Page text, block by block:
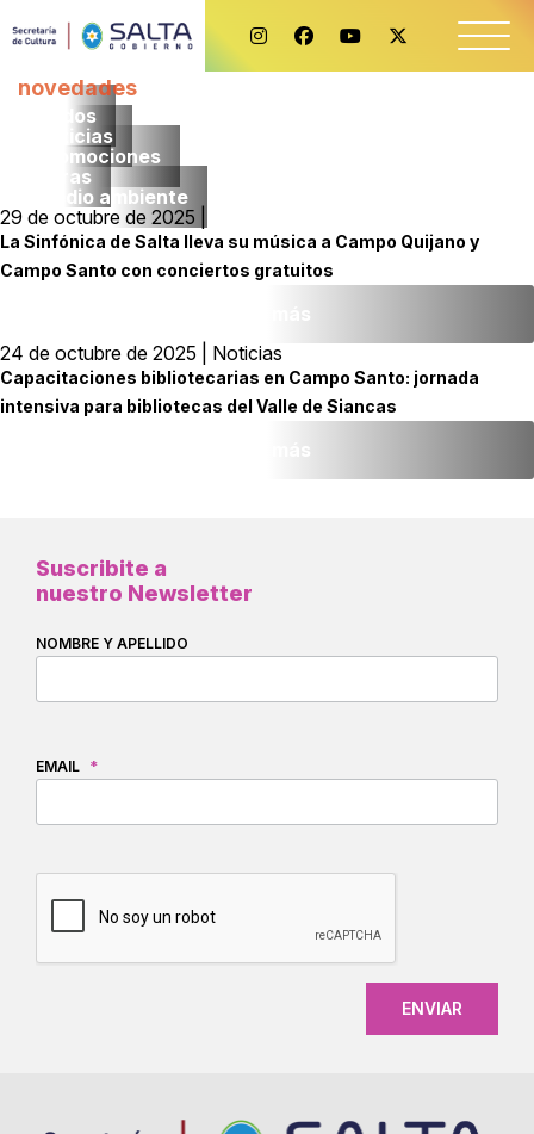
novedades
Todos
noticias
promociones
obras
medio ambiente
29 de octubre de 2025 |
La Sinfónica de Salta lleva su música a Campo Quijano y
Campo Santo con conciertos gratuitos
24 de octubre de 2025 | Noticias
Capacitaciones bibliotecarias en Campo Santo: jornada
intensiva para bibliotecas del Valle de Siancas
Suscribite a
nuestro Newsletter
NOMBRE Y APELLIDO
EMAIL *